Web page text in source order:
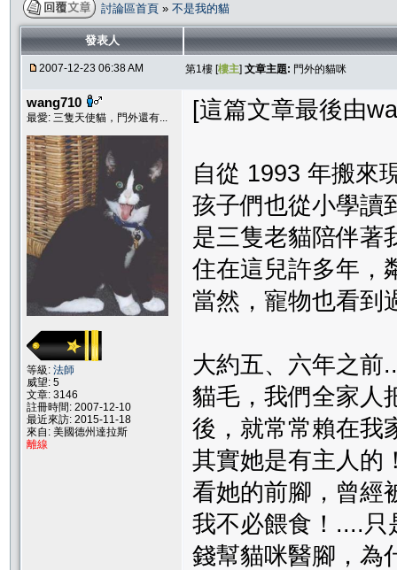
討論區首頁 » 不是我的貓
發表人
2007-12-23 06:38 AM 第1樓 [樓主] 文章主題: 門外的貓咪
wang710
最愛: 三隻天使貓，門外還有...
等級: 法師
威望: 5
文章: 3146
註冊時間: 2007-12-10
最近來訪: 2015-11-18
來自: 美國德州達拉斯
離線
[這篇文章最後由
自從 1993 年搬來
孩子們也從小學讀
是三隻老貓陪伴著
住在這兒許多年，
當然，寵物也看到
大約五、六年之前
貓毛，我們全家人
後，就常常賴在我
其實她是有主人的
看她的前腳，曾經
我不必餵食！....只
錢幫貓咪醫腳，為